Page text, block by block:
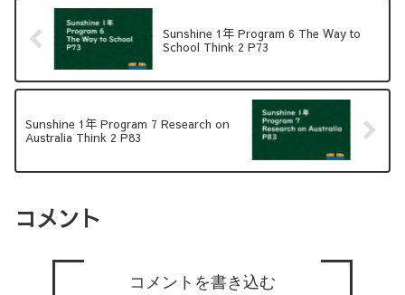
Sunshine 1年 Program 6 The Way to
School Think 2 P73
Sunshine 1年 Program 7 Research on
Australia Think 2 P83
コメント
コメントを書き込む